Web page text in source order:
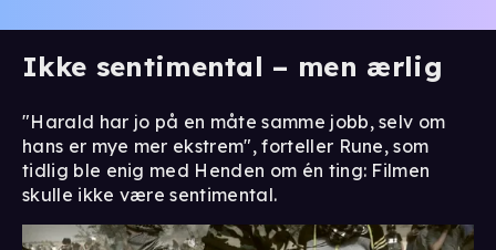
Ikke sentimental – men ærlig
"Harald har jo på en måte samme jobb, selv om
hans er mye mer ekstrem", forteller Rune, som
tidlig ble enig med Henden om én ting: Filmen
skulle ikke være sentimental.